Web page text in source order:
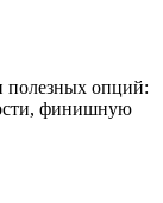
полезных опций:
финишную